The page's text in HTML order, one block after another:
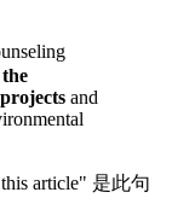
and
article" 是此句